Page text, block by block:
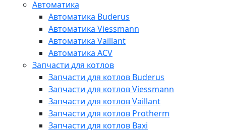
Автоматика
Автоматика Buderus
Автоматика Viessmann
Автоматика Vaillant
Автоматика ACV
Запчасти для котлов
Запчасти для котлов Buderus
Запчасти для котлов Viessmann
Запчасти для котлов Vaillant
Запчасти для котлов Protherm
Запчасти для котлов Baxi